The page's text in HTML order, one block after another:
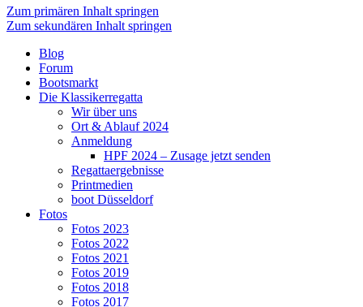
Zum primären Inhalt springen
Zum sekundären Inhalt springen
Blog
Forum
Bootsmarkt
Die Klassikerregatta
Wir über uns
Ort & Ablauf 2024
Anmeldung
HPF 2024 – Zusage jetzt senden
Regattaergebnisse
Printmedien
boot Düsseldorf
Fotos
Fotos 2023
Fotos 2022
Fotos 2021
Fotos 2019
Fotos 2018
Fotos 2017